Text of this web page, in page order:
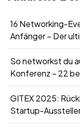
16 Networking-
Anfänger – Der
So networkst du
Konferenz – 22
Strategien für
GITEX 2025:
Startup-